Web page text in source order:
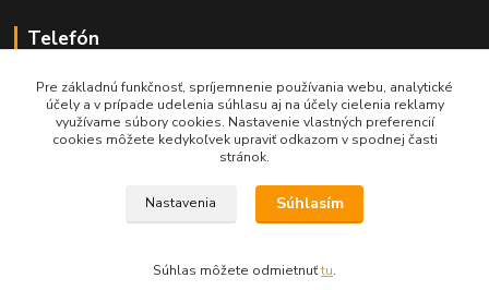
Telefón
+421 905 622 625
obchod@nozeplus.sk
Pre základnú funkčnosť, spríjemnenie používania webu, analytické
účely a v prípade udelenia súhlasu aj na účely cielenia reklamy
využívame súbory cookies. Nastavenie vlastných preferencií
cookies môžete kedykoľvek upraviť odkazom v spodnej časti
stránok.
Nastavenia Súhlasím
Súhlas môžete odmietnuťtu.